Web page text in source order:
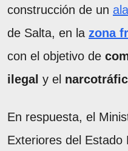
construcción de un
de Salta, en la zona
con el objetivo de
ilegal y el
En respuesta, el
Exteriores del Estado